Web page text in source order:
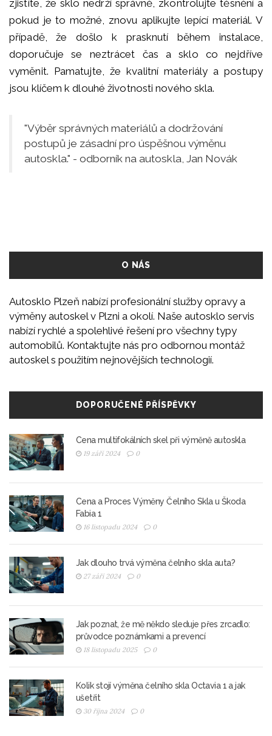
zjistíte, že sklo nedrží správně, zkontrolujte těsnění a
pokud je to možné, znovu aplikujte lepící materiál. V
případě, že došlo k prasknutí během instalace,
doporučuje se neztrácet čas a sklo co nejdříve
vyměnit. Pamatujte, že kvalitní materiály a postupy
jsou klíčem k dlouhé životnosti nového skla.
"Výběr správných materiálů a dodržování
postupů je zásadní pro úspěšnou výměnu
autoskla." - odborník na autoskla, Jan Novák
O NÁS
Autosklo Plzeň nabízí profesionální služby opravy a
výměny autoskel v Plzni a okolí. Naše autosklo servis
nabízí rychlé a spolehlivé řešení pro všechny typy
automobilů. Kontaktujte nás pro odbornou montáž
autoskel s použitím nejnovějších technologií.
DOPORUČENÉ PŘÍSPĚVKY
Cena multifokálních skel při výměně autoskla
19 září 2024 0
Cena a Proces Výměny Čelního Skla u Škoda
Fabia 1
16 listopadu 2024 0
Jak dlouho trvá výměna čelního skla auta?
27 září 2024 0
Jak poznat, že mě někdo sleduje přes zrcadlo:
průvodce poznámkami a prevencí
18 listopadu 2025 0
Kolik stojí výměna čelního skla Octavia 1 a jak
ušetřit
30 října 2024 0